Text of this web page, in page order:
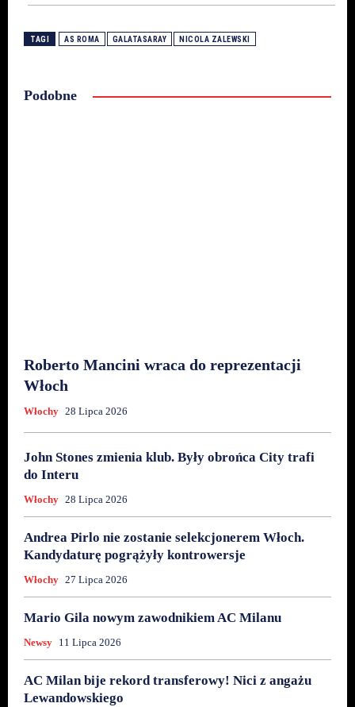
TAGI AS ROMA GALATASARAY NICOLA ZALEWSKI
Podobne
Roberto Mancini wraca do reprezentacji
Włoch
Włochy 28 Lipca 2026
John Stones zmienia klub. Były obrońca City trafi
do Interu
Włochy 28 Lipca 2026
Andrea Pirlo nie zostanie selekcjonerem Włoch.
Kandydaturę pogrążyły kontrowersje
Włochy 27 Lipca 2026
Mario Gila nowym zawodnikiem AC Milanu
Newsy 11 Lipca 2026
AC Milan bije rekord transferowy! Nici z angażu
Lewandowskiego